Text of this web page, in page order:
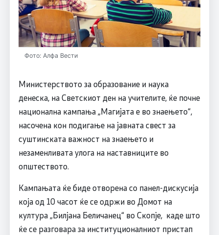
Фото: Алфа Вести
Министерството за образование и наука
денеска, на Светскиот ден на учителите, ќе почне
национална кампања „Магијата е во знаењето“,
насочена кон подигање на јавната свест за
суштинската важност на знаењето и
незаменливата улога на наставниците во
општеството.
Кампањата ќе биде отворена со панел-дискусија
која од 10 часот ќе се одржи во Домот на
култура „Билјана Беличанец“ во Скопје, каде што
ќе се разговара за институционалниот пристап